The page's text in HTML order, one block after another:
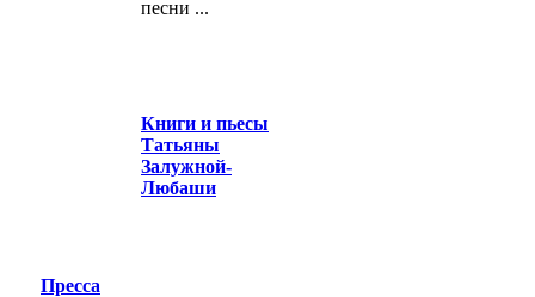
песни ...
Книги и пьесы
Татьяны
Залужной-
Любаши
Пресса